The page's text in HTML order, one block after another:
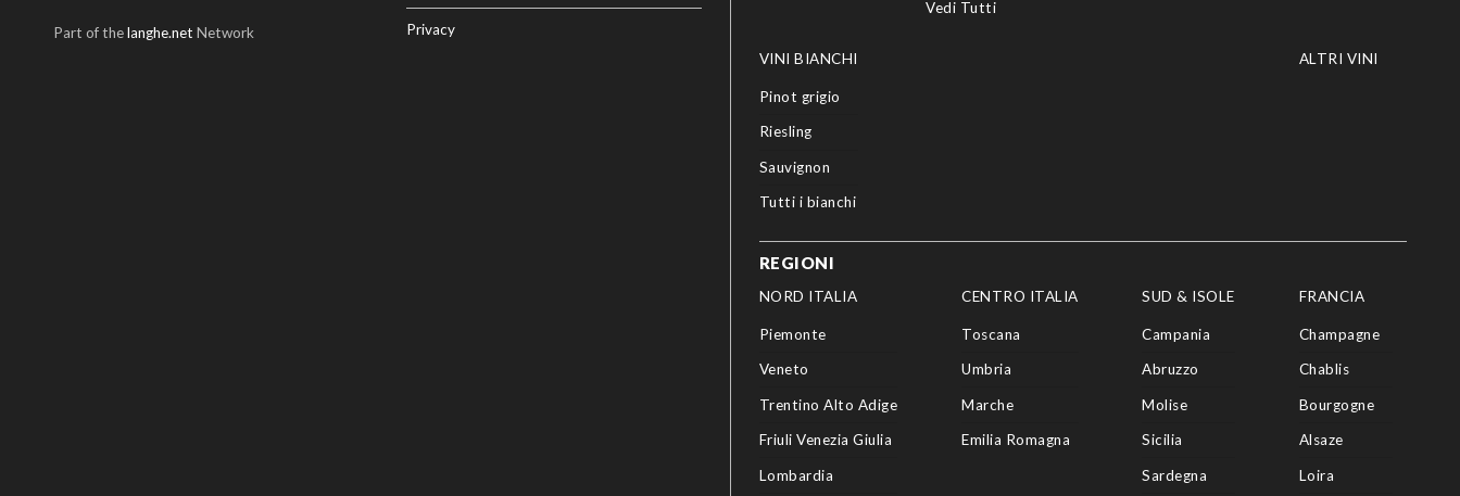
Part of thelanghe.net Network Privacy
Vedi Tutti
VINI BIANCHI
Pinot grigio
Riesling
Sauvignon
Tutti i bianchi
ALTRI VINI
REGIONI
NORD ITALIA
Piemonte
Veneto
Trentino Alto Adige
Friuli Venezia Giulia
Lombardia
CENTRO ITALIA
Toscana
Umbria
Marche
Emilia Romagna
SUD & ISOLE
Campania
Abruzzo
Molise
Sicilia
Sardegna
FRANCIA
Champagne
Chablis
Bourgogne
Alsaze
Loira